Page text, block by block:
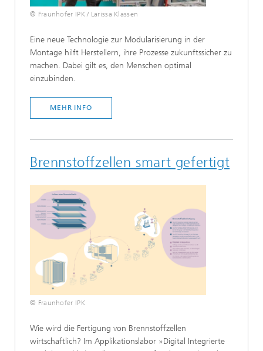
© Fraunhofer IPK / Larissa Klassen
Eine neue Technologie zur Modularisierung in der
Montage hilft Herstellern, ihre Prozesse zukunftssicher zu
machen. Dabei gilt es, den Menschen optimal
einzubinden.
MEHR INFO
Brennstoffzellen smart gefertigt
© Fraunhofer IPK
Wie wird die Fertigung von Brennstoffzellen
wirtschaftlich? Im Applikationslabor »Digital Integrierte